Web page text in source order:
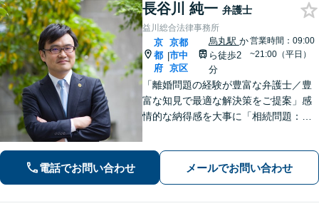
長谷川 純一 弁護士
益川総合法律事務所
京
都
府
|
京都
市中
京区
烏丸駅 か
ら徒歩2
分
営業時間：09:00
~21:00（平日）
「離婚問題の経験が豊富な弁護士／豊
富な知見で最適な解決策をご提案」感
情的な納得感を大事に「相続問題：親
し、きめ細やかに対応【夜間面談あ
り】
電話でお問い合わせ メールでお問い合わせ